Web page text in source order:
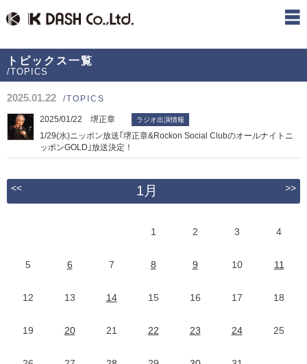
トピックス一覧
/TOPICS
2025.01.22 /TOPICS
2025/01/22 堺正章 ラジオ出演情報
1/29(水)ニッポン放送｢堺正章&Rockon Social Clubのオールナイトニ
ッポンGOLD｣放送決定！
<< 1月 >>
1 2 3 4
5 6 7 8 9 10 11
12 13 14 15 16 17 18
19 20 21 22 23 24 25